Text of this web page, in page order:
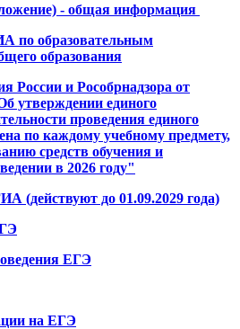
- общая информация
по образовательным
образования
России и Рособрнадзора от
утверждении единого
проведения единого
по каждому учебному предмету,
средств обучения и
в 2026 году"
(действуют до 01.09.2029 года)
ЕГЭ
на ЕГЭ